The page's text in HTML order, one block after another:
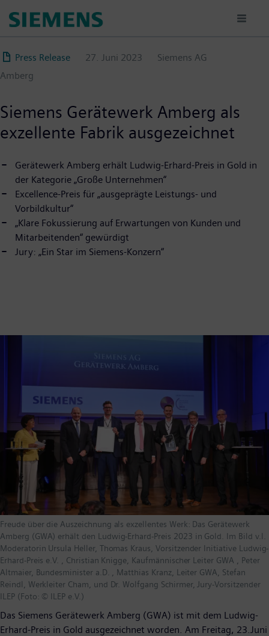
zum
Press Release
27. Juni 2023
Siemens AG
Amberg
Siemens Gerätewerk Amberg als
exzellente Fabrik ausgezeichnet
Gerätewerk Amberg erhält Ludwig-Erhard-Preis in Gold in
der Kategorie „Große Unternehmen“
Excellence-Preis für „ausgeprägte Leistungs- und
Vorbildkultur“
„Klare Fokussierung auf Erwartungen von Kunden und
Mitarbeitenden“ gewürdigt
Jury: „Ein Star im Siemens-Konzern“
Freude über die Auszeichnung als exzellentes Werk: Das Gerätewerk
Amberg (GWA) erhält den Ludwig-Erhard-Preis 2023 in Gold. Im Bild v.l.
Moderatorin Ursula Heller, Thomas Kraus, Vorsitzender Initiative Ludwig-
Erhard-Preis e.V. , Christian Knigge, Kaufmännischer Leiter GWA , Peter
Altmaier, Bundesminister a.D. , Matthias Kranz, Leiter GWA, Stefan
Reindl, Werkleiter Cham, und Dr. Wolfgang Schirmer, Jury-Vorsitzender
ILEP (Foto: © ILEP e.V.)
Das Siemens Gerätewerk Amberg (GWA) ist mit dem Ludwig-
Erhard-Preis in Gold ausgezeichnet worden. Am Freitag, 23.Juni